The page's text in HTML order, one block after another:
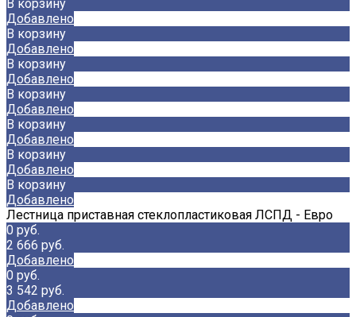
В корзину
Добавлено
В корзину
Добавлено
В корзину
Добавлено
В корзину
Добавлено
В корзину
Добавлено
В корзину
Добавлено
В корзину
Добавлено
Лестница приставная стеклопластиковая ЛСПД - Евро
0 руб.
2 666 руб.
Добавлено
0 руб.
3 542 руб.
Добавлено